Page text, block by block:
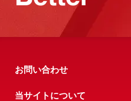
お問い合わせ
当サイトについて